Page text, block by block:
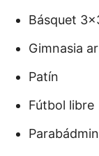
Básquet
Gimnasia
Patín
Fútbol libre